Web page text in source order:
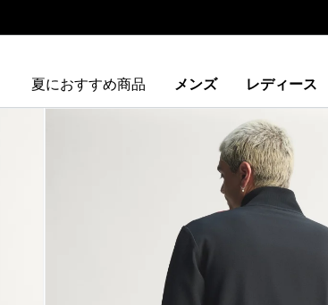
夏におすすめ商品 メンズ レディース